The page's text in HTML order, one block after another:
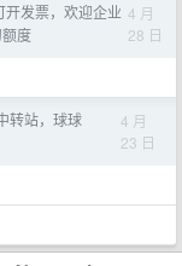
发票，欢迎企业
度
4 月
28 日
转站，球球
4 月
23 日